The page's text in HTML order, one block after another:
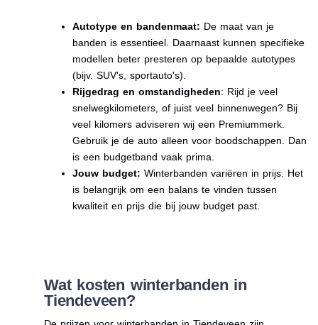
Autotype en bandenmaat: De maat van je
banden is essentieel. Daarnaast kunnen specifieke
modellen beter presteren op bepaalde autotypes
(bijv. SUV's, sportauto's).
Rijgedrag en omstandigheden: Rijd je veel
snelwegkilometers, of juist veel binnenwegen? Bij
veel kilomers adviseren wij een Premiummerk.
Gebruik je de auto alleen voor boodschappen. Dan
is een budgetband vaak prima.
Jouw budget: Winterbanden variëren in prijs. Het
is belangrijk om een balans te vinden tussen
kwaliteit en prijs die bij jouw budget past.
Wat kosten winterbanden in
Tiendeveen?